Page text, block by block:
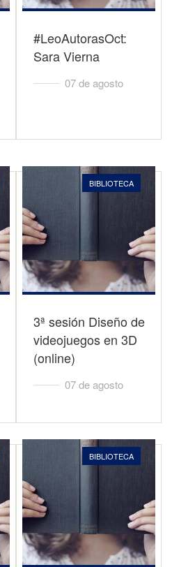
#LeoAutorasOct:
Sara Vierna
07 de agosto
BIBLIOTECA
3ª sesión Diseño de
videojuegos en 3D
(online)
07 de agosto
BIBLIOTECA